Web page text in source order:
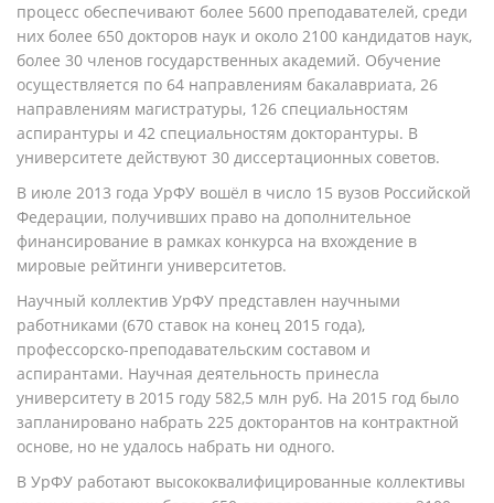
процесс обеспечивают более 5600 преподавателей, среди
них более 650 докторов наук и около 2100 кандидатов наук,
более 30 членов государственных академий. Обучение
осуществляется по 64 направлениям бакалавриата, 26
направлениям магистратуры, 126 специальностям
аспирантуры и 42 специальностям докторантуры. В
университете действуют 30 диссертационных советов.
В июле 2013 года УрФУ вошёл в число 15 вузов Российской
Федерации, получивших право на дополнительное
финансирование в рамках конкурса на вхождение в
мировые рейтинги университетов.
Научный коллектив УрФУ представлен научными
работниками (670 ставок на конец 2015 года),
профессорско-преподавательским составом и
аспирантами. Научная деятельность принесла
университету в 2015 году 582,5 млн руб. На 2015 год было
запланировано набрать 225 докторантов на контрактной
основе, но не удалось набрать ни одного.
В УрФУ работают высококвалифицированные коллективы